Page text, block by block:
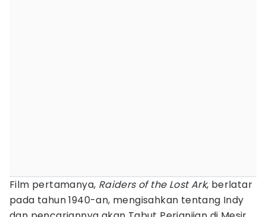
Film pertamanya, Raiders of the Lost Ark, berlatar
pada tahun 1940-an, mengisahkan tentang Indy